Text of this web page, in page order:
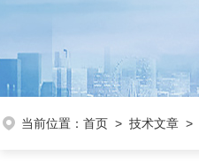
当前位置： 首页 > 技术文章 >